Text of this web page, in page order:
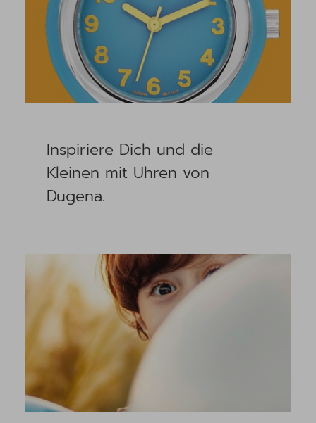
Inspiriere Dich und die
Kleinen mit Uhren von
Dugena.